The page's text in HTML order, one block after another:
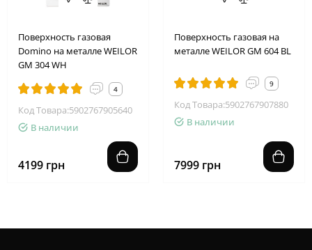
Поверхность газовая
Domino на металле WEILOR
GM 304 WH
4
Код Товара:5902767905640
В наличии
4199 грн
Поверхность газовая на
металле WEILOR GM 604 BL
9
Код Товара:5902767907880
В наличии
7999 грн